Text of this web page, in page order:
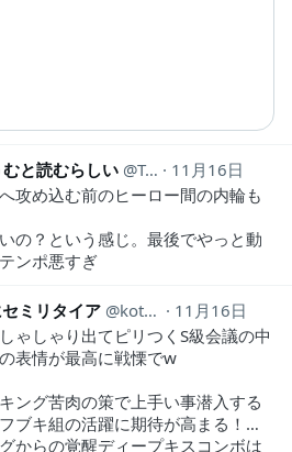
と読むらしい Traum1
11月16日
攻め込む前のヒーロー間の内輪も
の？という感じ。最後でやっと動
ンポ悪すぎ
ミリタイア kotahinshi2
11月16日
ゃしゃり出てピリつくS級会議の中
表情が最高に戦慄でw
ング苦肉の策で上手い事潜入する
ブキ組の活躍に期待が高まる！…
からの覚醒ディープキスコンボは